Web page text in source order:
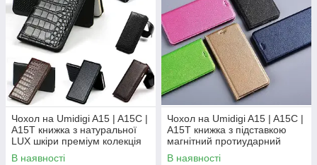
Чохол на Umidigi A15 | A15C |
A15T книжка з натуральної
LUX шкіри преміум колекція
"SIGNATURE"
В наявності
Чохол на Umidigi A15 | A15C |
A15T книжка з підставкою
магнітний протиударний
вологостійкий "HLT"
В наявності